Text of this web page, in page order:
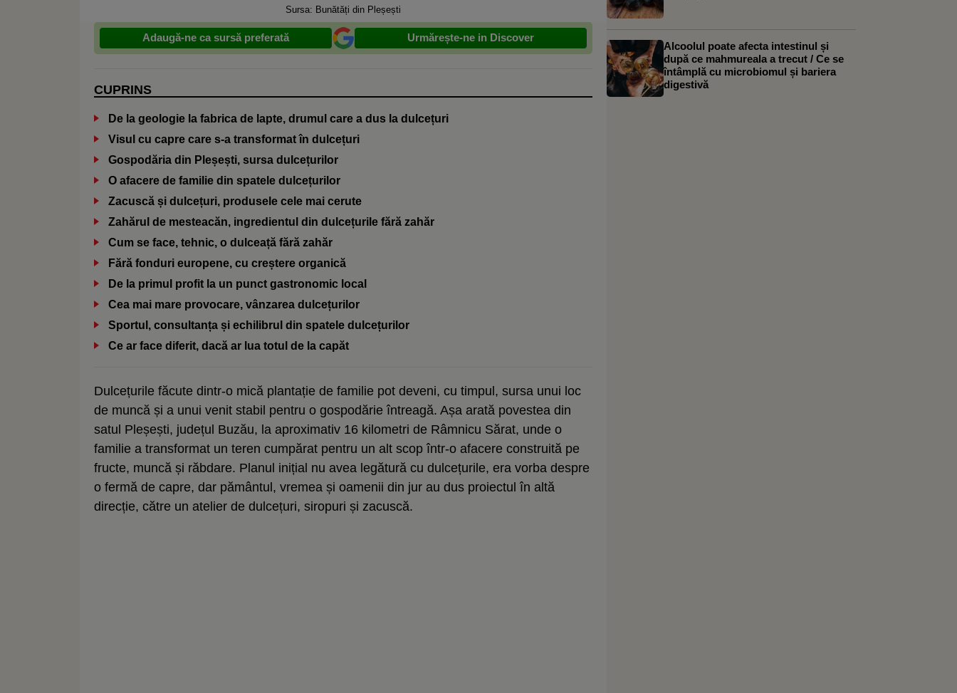
Sursa: Bunătăți din Pleșești
Adaugă-ne ca sursă preferată Urmărește-ne in Discover
CUPRINS
De la geologie la fabrica de lapte, drumul care a dus la dulcețuri
Visul cu capre care s-a transformat în dulcețuri
Gospodăria din Pleșești, sursa dulcețurilor
O afacere de familie din spatele dulcețurilor
Zacuscă și dulcețuri, produsele cele mai cerute
Zahărul de mesteacăn, ingredientul din dulcețurile fără zahăr
Cum se face, tehnic, o dulceață fără zahăr
Fără fonduri europene, cu creștere organică
De la primul profit la un punct gastronomic local
Cea mai mare provocare, vânzarea dulcețurilor
Sportul, consultanța și echilibrul din spatele dulcețurilor
Ce ar face diferit, dacă ar lua totul de la capăt
Dulcețurile făcute dintr-o mică plantație de familie pot deveni, cu timpul, sursa unui loc
de muncă și a unui venit stabil pentru o gospodărie întreagă. Așa arată povestea din
satul Pleșești, județul Buzău, la aproximativ 16 kilometri de Râmnicu Sărat, unde o
familie a transformat un teren cumpărat pentru un alt scop într-o afacere construită pe
fructe, muncă și răbdare. Planul inițial nu avea legătură cu dulcețurile, era vorba despre
o fermă de capre, dar pământul, vremea și oamenii din jur au dus proiectul în altă
direcție, către un atelier de dulcețuri, siropuri și zacuscă.
Alcoolul poate afecta intestinul și
după ce mahmureala a trecut / Ce se
întâmplă cu microbiomul și bariera
digestivă